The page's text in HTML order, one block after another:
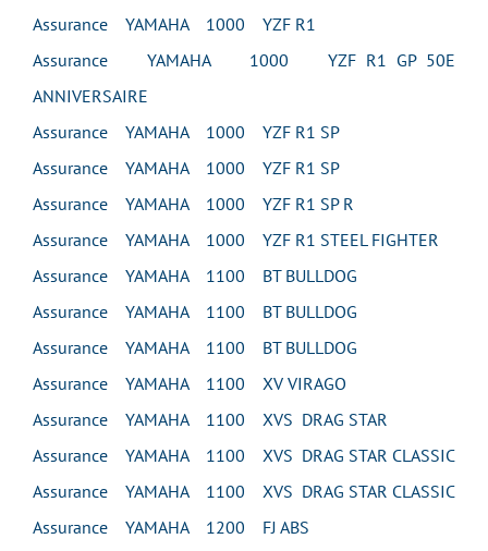
Assurance YAMAHA 1000 YZF R1
Assurance YAMAHA 1000 YZF R1 GP 50E
ANNIVERSAIRE
Assurance YAMAHA 1000 YZF R1 SP
Assurance YAMAHA 1000 YZF R1 SP
Assurance YAMAHA 1000 YZF R1 SP R
Assurance YAMAHA 1000 YZF R1 STEEL FIGHTER
Assurance YAMAHA 1100 BT BULLDOG
Assurance YAMAHA 1100 BT BULLDOG
Assurance YAMAHA 1100 BT BULLDOG
Assurance YAMAHA 1100 XV VIRAGO
Assurance YAMAHA 1100 XVS DRAG STAR
Assurance YAMAHA 1100 XVS DRAG STAR CLASSIC
Assurance YAMAHA 1100 XVS DRAG STAR CLASSIC
Assurance YAMAHA 1200 FJ ABS